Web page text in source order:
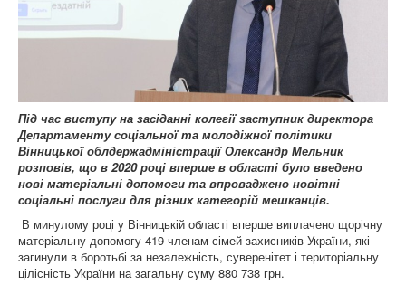
Під час виступу на засіданні колегії заступник директора
Департаменту соціальної та молодіжної політики
Вінницької облдержадміністрації Олександр Мельник
розповів, що в 2020 році вперше в області було введено
нові матеріальні допомоги та впроваджено новітні
соціальні послуги для різних категорій мешканців.
В минулому році у Вінницькій області вперше виплачено щорічну
матеріальну допомогу 419 членам сімей захисників України, які
загинули в боротьбі за незалежність, суверенітет і територіальну
цілісність України на загальну суму 880 738 грн.